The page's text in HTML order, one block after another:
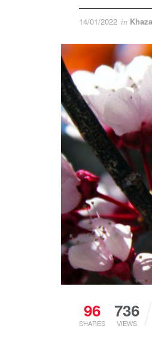
14/01/2022 in
96
SHARES
736
VIEWS